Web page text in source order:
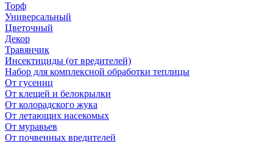
Торф
Универсальный
Цветочный
Декор
Травянчик
Инсектициды (от вредителей)
Набор для комплексной обработки теплицы
От гусениц
От клещей и белокрылки
От колорадского жука
От летающих насекомых
От муравьев
От почвенных вредителей